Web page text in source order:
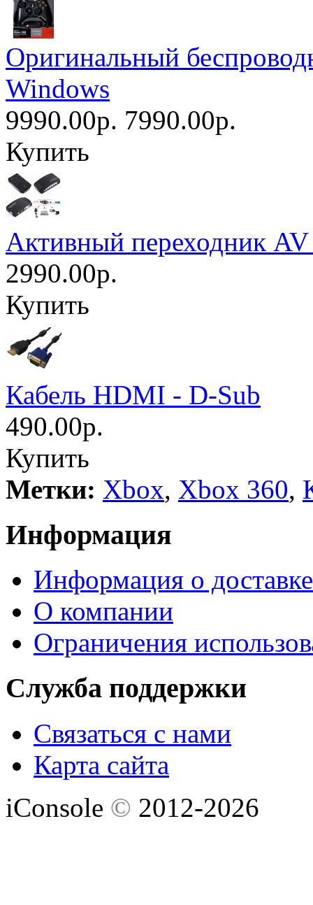
Оригинальный
Windows
9990.00р. 7990.00р.
Купить
Активный переходник
2990.00р.
Купить
Кабель HDMI - D-Sub
490.00р.
Купить
Метки: Xbox, Xbox 360,
Информация
Информация о доставке
О компании
Ограничения
Служба поддержки
Связаться с нами
Карта сайта
iConsole © 2012-2026